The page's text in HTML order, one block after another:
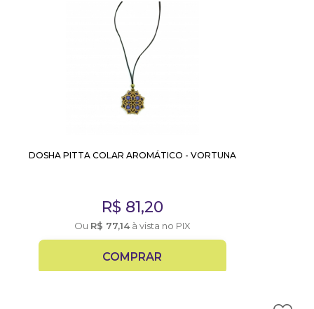
DOSHA PITTA COLAR AROMÁTICO - VORTUNA
R$ 81,20
Ou R$ 77,14à vista no PIX
COMPRAR